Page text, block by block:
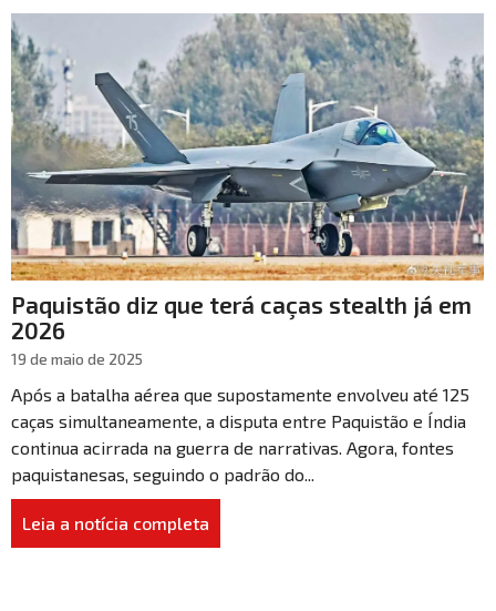
Paquistão diz que terá caças stealth já em
2026
19 de maio de 2025
Após a batalha aérea que supostamente envolveu até 125
caças simultaneamente, a disputa entre Paquistão e Índia
continua acirrada na guerra de narrativas. Agora, fontes
paquistanesas, seguindo o padrão do...
Leia a notícia completa